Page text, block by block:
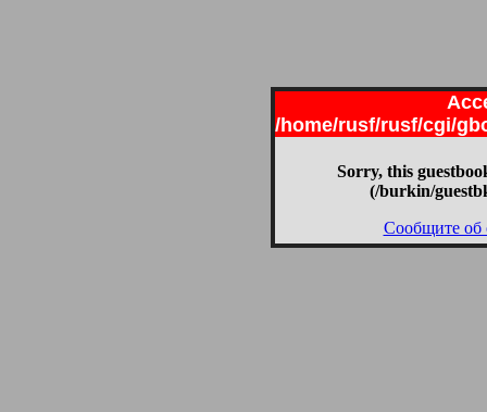
/home/rusf/rusf/cgi/
Sorry, this
(/burkin/
Сообщите об